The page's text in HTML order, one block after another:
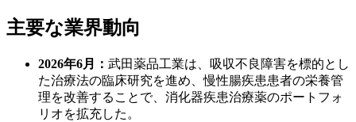
主要な業界動向
2026年6月： 武田薬品工業は、吸収不良障害を標的とし
た治療法の臨床研究を進め、慢性腸疾患患者の栄養管
理を改善することで、消化器疾患治療薬のポートフォ
リオを拡充した。